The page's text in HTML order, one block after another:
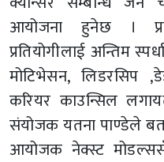
आयोजना हुनेछ ।
प्रतियोगीलाई अन्तिम
मोटिभेसन, लिडरसिप
करियर काउन्सिल
संयोजक यतना पाण्डेले
आयोजक नेक्स्ट